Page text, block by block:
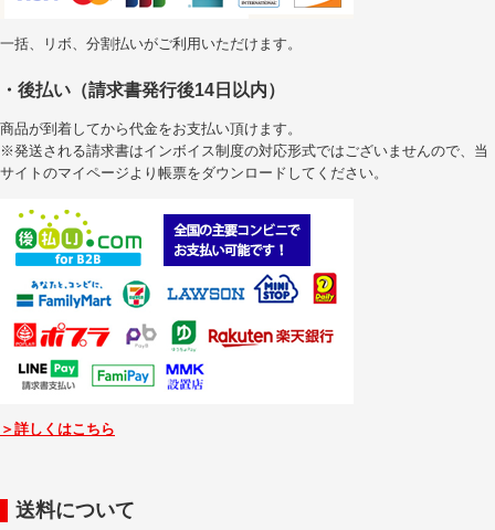
一括、リボ、分割払いがご利用いただけます。
・後払い（請求書発行後14日以内）
商品が到着してから代金をお支払い頂けます。
※発送される請求書はインボイス制度の対応形式ではございませんので、当
サイトのマイページより帳票をダウンロードしてください。
＞詳しくはこちら
送料について